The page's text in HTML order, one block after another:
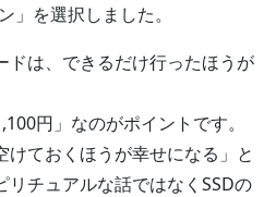
」を選択しました。
ドは、できるだけ行ったほうが
円」なのがポイントです。
けておくほうが幸せになる」と
リチュアルな話ではなくSSDの